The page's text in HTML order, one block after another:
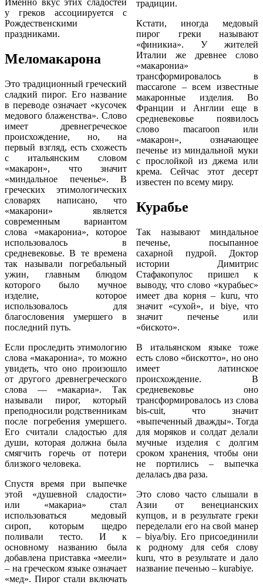
Именно вкус этих сладостей
у греков ассоциируется с
Рождественскими
праздниками.
Меломакарона
Это традиционный греческий
сладкий пирог. Его название
в переводе означает «кусочек
медового блаженства». Слово
имеет древнегреческое
происхождение, но, на
первый взгляд, есть схожесть
с итальянским словом
«макарон», что значит
«миндальное печенье». В
греческих этимологических
словарях написано, что
«макарони» является
современным вариантом
слова «макарониа», которое
использовалось в
средневековье. В те времена
так называли погребальный
ужин, главным блюдом
которого было мучное
изделие, которое
использовалось для
благословения умершего в
последний путь.
Если проследить этимологию
слова «макарониа», то можно
увидеть, что оно произошло
от другого древнегреческого
слова — «макариа». Так
называли пирог, который
преподносили родственникам
после погребения умершего.
Его считали сладостью для
души, которая должна была
смягчить горечь от потери
близкого человека.
Спустя время при выпечке
этой «душевной сладости»
или «макариа» стал
использоваться медовый
сироп, которым щедро
поливали тесто. И к
основному названию была
добавлена приставка «меели»
– на греческом языке означает
«мед». Пирог стали включать
традиции.
Кстати, иногда медовый
пирог греки называют
«финикиа». У жителей
Италии же древнее слово
«макарониа»
трансформировалось в
maccarone – всем известные
макаронные изделия. Во
Франции и Англии еще в
средневековье появилось
слово macaroon или
«макарон», означающее
печенье из миндальной муки
с прослойкой из джема или
крема. Сейчас этот десерт
известен по всему миру.
Курабье
Так называют миндальное
печенье, посыпанное
сахарной пудрой. Доктор
истории Димитрис
Стафакопулос пришел к
выводу, что слово «курабьес»
имеет два корня – kuru, что
значит «сухой», и biye, что
значит печенье или
«биското».
В итальянском языке тоже
есть слово «бискотто», но оно
имеет латинское
происхождение. В
средневековье оно
трансформировалось из слова
bis-cuit, что значит
«выпеченный дважды». Тогда
для моряков и солдат делали
мучные изделия с долгим
сроком хранения, чтобы они
не портились – выпечка
делалась два раза.
Это слово часто слышали в
Азии от венецианских
купцов, и в результате греки
переделали его на свой манер
– biya/biy. Его присоединили
к родному для себя слову
kuru, что в результате и дало
название печенью – kurabiye.